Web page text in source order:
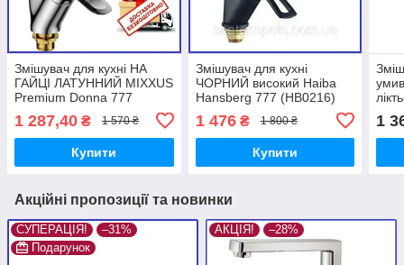
Змішувач для кухні НА
ГАЙЦІ ЛАТУННИЙ MIXXUS
Premium Donna 777
1 287,40 ₴ 1 570 ₴
Купити
Змішувач для кухні
ЧОРНИЙ високий Haiba
Hansberg 777 (HB0216)
1 476₴ 1 800 ₴
Купити
1
Акційні пропозиції та новинки
СУПЕРАЦІЯ!
–31%
Подарунок
АКЦІЯ! –28%